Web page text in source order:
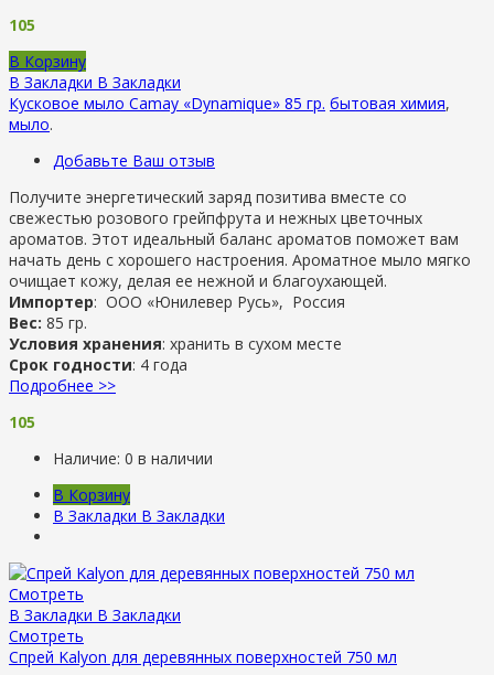
105
В Корзину
В Закладки В Закладки
Кусковое мыло Camay «Dynamique» 85 гр. бытовая химия,
мыло.
Добавьте Ваш отзыв
Получите энергетический заряд позитива вместе со
свежестью розового грейпфрута и нежных цветочных
ароматов. Этот идеальный баланс ароматов поможет вам
начать день с хорошего настроения. Ароматное мыло мягко
очищает кожу, делая ее нежной и благоухающей.
Импортер: ООО «Юнилевер Русь», Россия
Вес: 85 гр.
Условия хранения: хранить в сухом месте
Срок годности: 4 года
Подробнее >>
105
Наличие: 0 в наличии
В Корзину
В Закладки В Закладки
Смотреть
В Закладки В Закладки
Смотреть
Спрей Kalyon для деревянных поверхностей 750 мл